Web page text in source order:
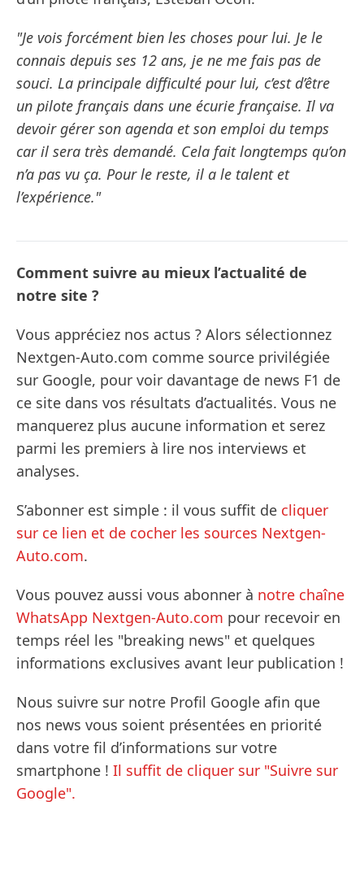
"Je vois forcément bien les choses pour lui. Je le
connais depuis ses 12 ans, je ne me fais pas de
souci. La principale difficulté pour lui, c’est d’être
un pilote français dans une écurie française. Il va
devoir gérer son agenda et son emploi du temps
car il sera très demandé. Cela fait longtemps qu’on
n’a pas vu ça. Pour le reste, il a le talent et
l’expérience."
Comment suivre au mieux l’actualité de
notre site ?
Vous appréciez nos actus ? Alors sélectionnez
Nextgen-Auto.com comme source privilégiée
sur Google, pour voir davantage de news F1 de
ce site dans vos résultats d’actualités. Vous ne
manquerez plus aucune information et serez
parmi les premiers à lire nos interviews et
analyses.
S’abonner est simple : il vous suffit de cliquer
sur ce lien et de cocher les sources Nextgen-
Auto.com.
Vous pouvez aussi vous abonner à notre chaîne
WhatsApp Nextgen-Auto.com pour recevoir en
temps réel les "breaking news" et quelques
informations exclusives avant leur publication !
Nous suivre sur notre Profil Google afin que
nos news vous soient présentées en priorité
dans votre fil d’informations sur votre
smartphone ! Il suffit de cliquer sur "Suivre sur
Google".